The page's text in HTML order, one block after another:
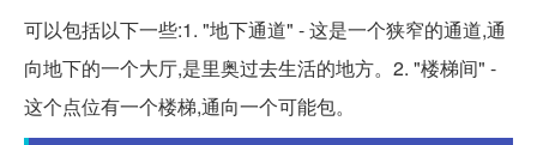
可以包括以下一些:1. "地下通道" - 这是一个狭窄的通道,通
向地下的一个大厅,是里奥过去生活的地方。2. "楼梯间" -
这个点位有一个楼梯,通向一个可能包。